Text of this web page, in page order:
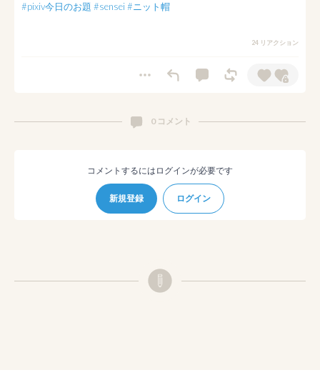
#pixiv今日のお題 #sensei #ニット帽
24 リアクション
0 コメント
コメントするにはログインが必要です
新規登録 ログイン